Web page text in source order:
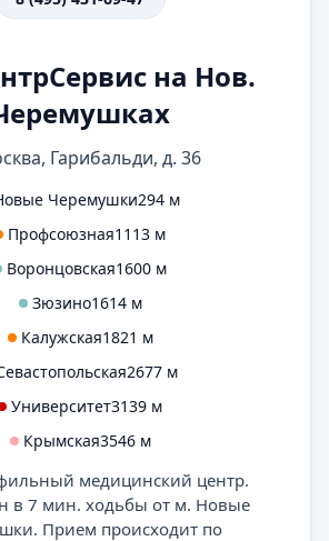
на Нов.
Гарибальди, д. 36
Черемушки294 м
Профсоюзная1113 м
Воронцовская1600 м
Зюзино1614 м
Калужская1821 м
2677 м
Университет3139 м
Крымская3546 м
медицинский центр.
в 7 мин. ходьбы от м. Новые
Прием происходит по